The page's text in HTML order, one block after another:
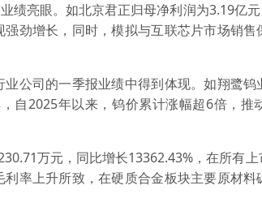
亮眼。如北京君正归母净利润为3.19亿元
劲增长，同时，模拟与互联芯片市场销
司的一季报业绩中得到体现。如翔鹭钨
自2025年以来，钨价累计涨幅超6倍，推
万元，同比增长13362.43%，在所有上
率上升所致，在硬质合金板块主要原材